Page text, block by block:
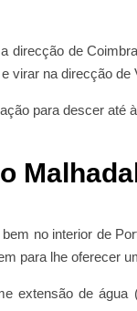
direcção de
virar na direcção de
para descer até
no interior de
para lhe oferecer
extensão de